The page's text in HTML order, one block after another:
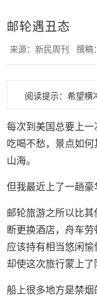
邮轮遇丑态
来源：新民周刊撰稿
阅读提示：希望横
每次到美国总要上
吃喝不愁，景点如
山海。
但我最近上了一趟豪
邮轮旅游之所以比
断更换酒店，舟车
应该持有相当悠闲
却使这次旅行蒙上了
船上很多地方是禁